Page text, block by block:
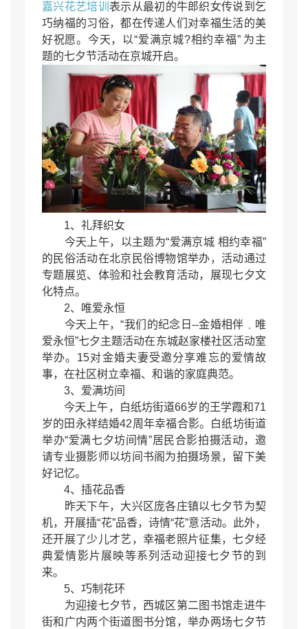
嘉兴花艺培训 表示从最初的牛郎织女传说到乞
巧纳福的习俗，都在传递人们对幸福生活的美
好祝愿。今天，以“爱满京城?相约幸福” 为主
题的七夕节活动在京城开启。
1、礼拜织女
今天上午，以主题为“爱满京城 相约幸福”
的民俗活动在北京民俗博物馆举办，活动通过
专题展览、体验和社会教育活动，展现七夕文
化特点。
2、唯爱永恒
今天上午，“我们的纪念日--金婚相伴﹒唯
爱永恒”七夕主题活动在东城赵家楼社区活动室
举办。15对金婚夫妻受邀分享难忘的爱情故
事，在社区树立幸福、和谐的家庭典范。
3、爱满坊间
今天上午，白纸坊街道66岁的王学霞和71
岁的田永祥结婚42周年幸福合影。白纸坊街道
举办“爱满七夕坊间情”居民合影拍摄活动，邀
请专业摄影师以坊间书阁为拍摄场景，留下美
好记忆。
4、插花品香
昨天下午，大兴区庞各庄镇以七夕节为契
机，开展插“花”品香，诗情“花”意活动。此外，
还开展了少儿才艺，幸福老照片征集，七夕经
典爱情影片展映等系列活动迎接七夕节的到
来。
5、巧制花环
为迎接七夕节，西城区第二图书馆走进牛
街和广内两个街道图书分馆，举办两场七夕节